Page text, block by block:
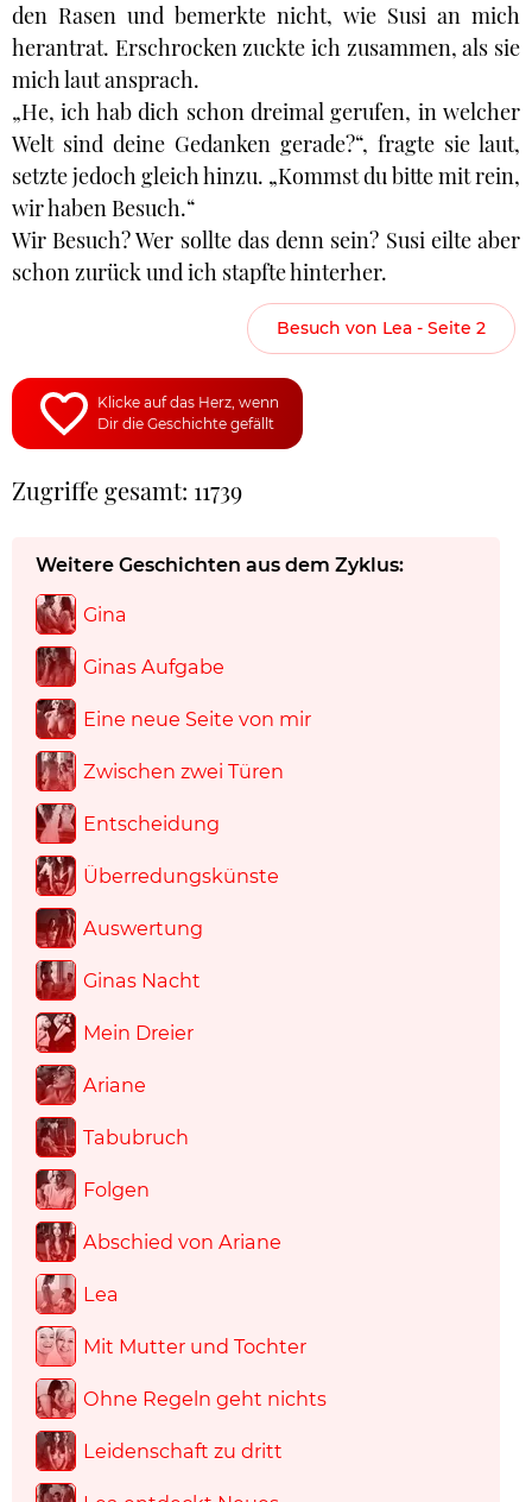
den Rasen und bemerkte nicht, wie Susi an mich
herantrat. Erschrocken zuckte ich zusammen, als sie
mich laut ansprach.
„He, ich hab dich schon dreimal gerufen, in welcher
Welt sind deine Gedanken gerade?“, fragte sie laut,
setzte jedoch gleich hinzu. „Kommst du bitte mit rein,
wir haben Besuch.“
Wir Besuch? Wer sollte das denn sein? Susi eilte aber
schon zurück und ich stapfte hinterher.
Besuch von Lea - Seite 2
Klicke auf das Herz, wenn
Dir die Geschichte gefällt
Zugriffe gesamt: 11739
Weitere Geschichten aus dem Zyklus:
Gina
Ginas Aufgabe
Eine neue Seite von mir
Zwischen zwei Türen
Entscheidung
Überredungskünste
Auswertung
Ginas Nacht
Mein Dreier
Ariane
Tabubruch
Folgen
Abschied von Ariane
Lea
Mit Mutter und Tochter
Ohne Regeln geht nichts
Leidenschaft zu dritt